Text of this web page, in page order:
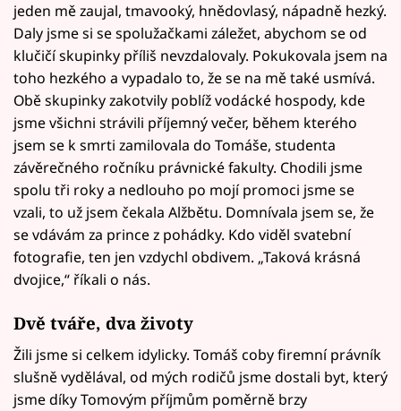
jeden mě zaujal, tmavooký, hnědovlasý, nápadně hezký.
Daly jsme si se spolužačkami záležet, abychom se od
klučičí skupinky příliš nevzdalovaly. Pokukovala jsem na
toho hezkého a vypadalo to, že se na mě také usmívá.
Obě skupinky zakotvily poblíž vodácké hospody, kde
jsme všichni strávili příjemný večer, během kterého
jsem se k smrti zamilovala do Tomáše, studenta
závěrečného ročníku právnické fakulty. Chodili jsme
spolu tři roky a nedlouho po mojí promoci jsme se
vzali, to už jsem čekala Alžbětu. Domnívala jsem se, že
se vdávám za prince z pohádky. Kdo viděl svatební
fotografie, ten jen vzdychl obdivem. „Taková krásná
dvojice,“ říkali o nás.
Dvě tváře, dva životy
Žili jsme si celkem idylicky. Tomáš coby firemní právník
slušně vydělával, od mých rodičů jsme dostali byt, který
jsme díky Tomovým příjmům poměrně brzy